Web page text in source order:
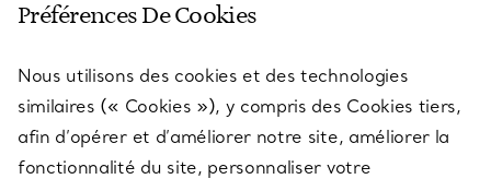
Préférences De Cookies
Nous utilisons des cookies et des technologies
similaires (« Cookies »), y compris des Cookies tiers,
afin d’opérer et d’améliorer notre site, améliorer la
fonctionnalité du site, personnaliser votre